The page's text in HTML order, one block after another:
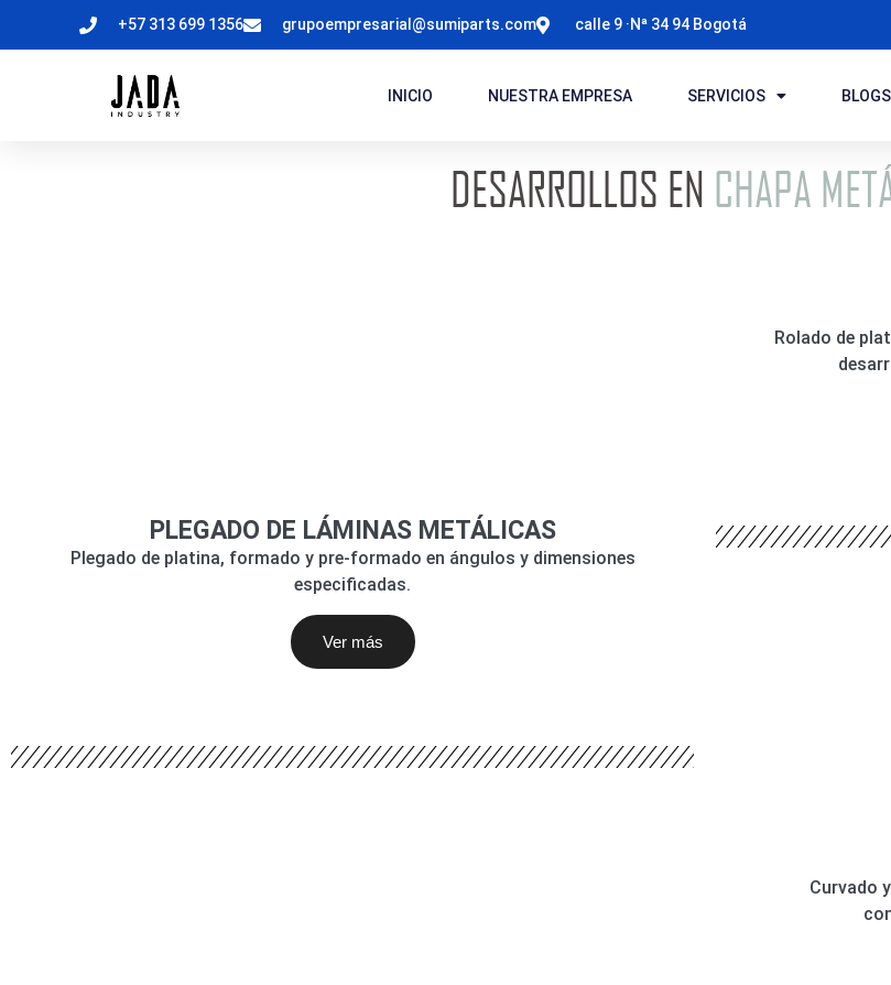
+57 313 699 1356 grupoempresarial@sumiparts.com calle 9 ·Nª 34 94 Bogotá
INICIO NUESTRA EMPRESA SERVICIOS BLOGS
DESARROLLOS EN CHAPA
PLEGADO DE LÁMINAS METÁLICAS
Plegado de platina, formado y pre-formado en ángulos y dimensiones
especificadas.
Ver más
Rolado de
Curvado